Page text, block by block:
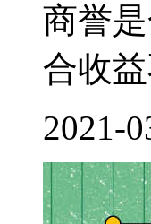
商誉
合收
2021-